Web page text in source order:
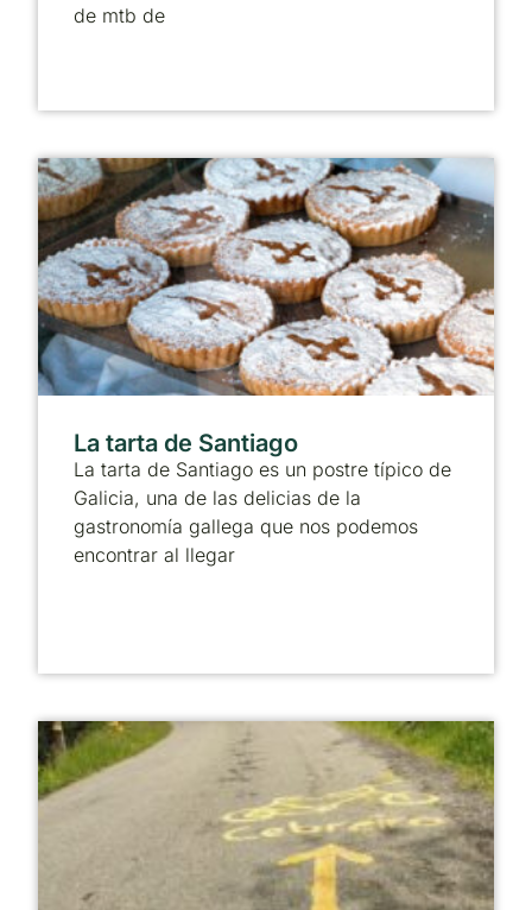
de mtb de
La tarta de Santiago
La tarta de Santiago es un postre típico de
Galicia, una de las delicias de la
gastronomía gallega que nos podemos
encontrar al llegar